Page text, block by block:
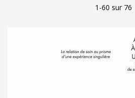
1-60 sur 76